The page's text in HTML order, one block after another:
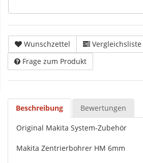
Wunschzettel
Vergleichsliste
Frage zum Produkt
Beschreibung Bewertungen
Original Makita System-Zubehör
Makita Zentrierbohrer HM 6mm